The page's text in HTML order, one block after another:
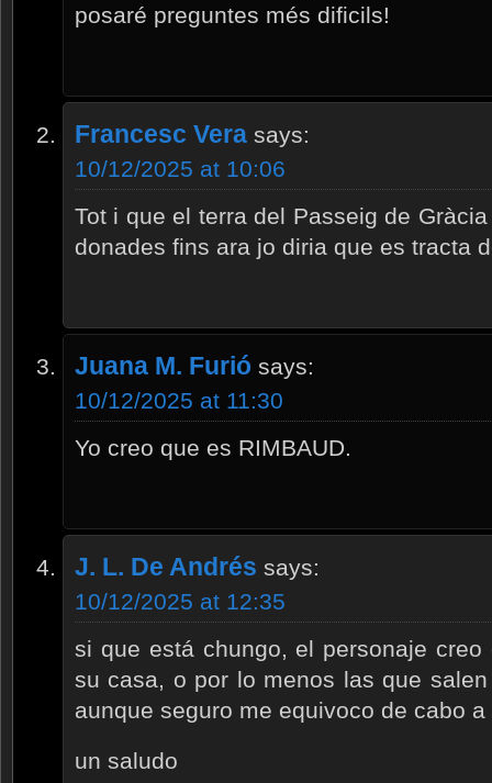
posaré preguntes més dificils!
Francesc Vera says:
10/12/2025 at 10:06
Tot i que el terra del Passeig de
donades fins ara jo diria que es tracta
Juana M. Furió says:
10/12/2025 at 11:30
Yo creo que es RIMBAUD.
J. L. De Andrés says:
10/12/2025 at 12:35
si que está chungo, el personaje
su casa, o por lo menos las que
aunque seguro me equivoco de cabo
un saludo